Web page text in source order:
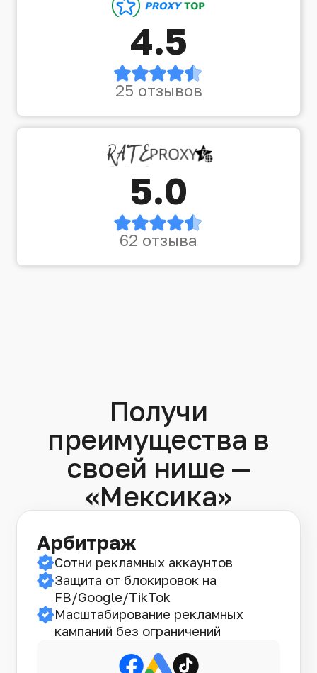
4.5
25 отзывов
5.0
62 отзыва
Получи
преимущества в
своей нише —
«Мексика»
Арбитраж
Сотни рекламных аккаунтов
Защита от блокировок на
FB/Google/TikTok
Масштабирование рекламных
кампаний без ограничений